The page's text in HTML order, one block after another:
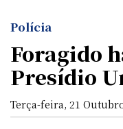
Polícia
Foragido
Presídio
Terça-feira, 21